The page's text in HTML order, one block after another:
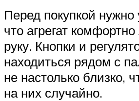
Перед покупкой нужно
что агрегат
руку. Кнопки и
находиться рядом с
не настолько близко,
на них случайно.